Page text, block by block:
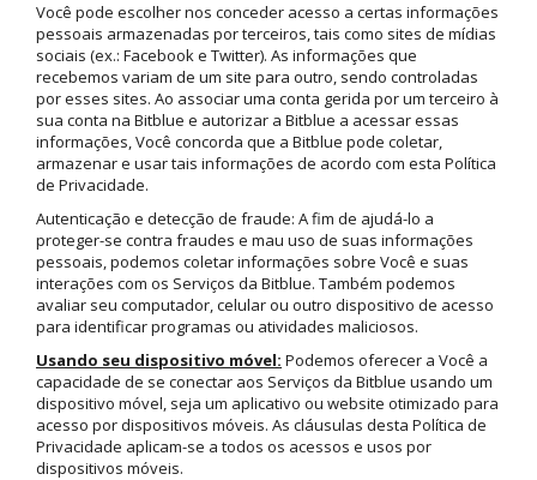
Você pode escolher nos conceder acesso a certas informações
pessoais armazenadas por terceiros, tais como sites de mídias
sociais (ex.: Facebook e Twitter). As informações que
recebemos variam de um site para outro, sendo controladas
por esses sites. Ao associar uma conta gerida por um terceiro à
sua conta na Bitblue e autorizar a Bitblue a acessar essas
informações, Você concorda que a Bitblue pode coletar,
armazenar e usar tais informações de acordo com esta Política
de Privacidade.
Autenticação e detecção de fraude: A fim de ajudá-lo a
proteger-se contra fraudes e mau uso de suas informações
pessoais, podemos coletar informações sobre Você e suas
interações com os Serviços da Bitblue. Também podemos
avaliar seu computador, celular ou outro dispositivo de acesso
para identificar programas ou atividades maliciosos.
Usando seu dispositivo móvel: Podemos oferecer a Você a
capacidade de se conectar aos Serviços da Bitblue usando um
dispositivo móvel, seja um aplicativo ou website otimizado para
acesso por dispositivos móveis. As cláusulas desta Política de
Privacidade aplicam-se a todos os acessos e usos por
dispositivos móveis.